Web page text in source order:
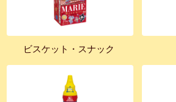
ビスケット・スナック